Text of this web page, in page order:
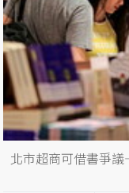
北市超商可借書爭